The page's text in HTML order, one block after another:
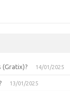
(Gratix)? 14/01/2025
13/01/2025